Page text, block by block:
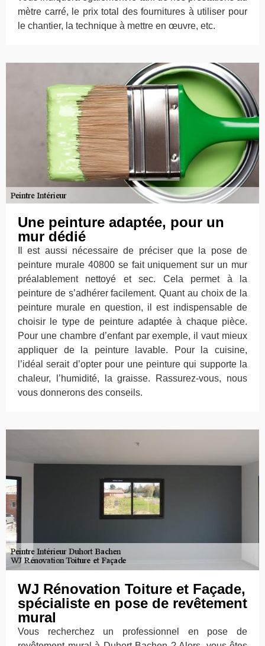
mètre carré, le prix total des fournitures à utiliser pour
le chantier, la technique à mettre en œuvre, etc.
Une peinture adaptée, pour un
mur dédié
Il est aussi nécessaire de préciser que la pose de
peinture murale 40800 se fait uniquement sur un mur
préalablement nettoyé et sec. Cela permet à la
peinture de s’adhérer facilement. Quant au choix de la
peinture murale en question, il est indispensable de
choisir le type de peinture adaptée à chaque pièce.
Pour une chambre d’enfant par exemple, il vaut mieux
appliquer de la peinture lavable. Pour la cuisine,
l’idéal serait d’opter pour une peinture qui supporte la
chaleur, l’humidité, la graisse. Rassurez-vous, nous
vous donnerons des conseils.
WJ Rénovation Toiture et Façade,
spécialiste en pose de revêtement
mural
Vous recherchez un professionnel en pose de